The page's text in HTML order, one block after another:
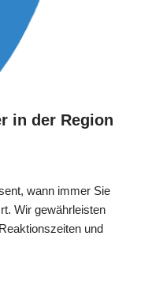
in der Region
wann immer Sie
Wir gewährleisten
und